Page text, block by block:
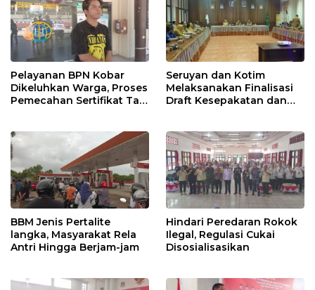
Pelayanan BPN Kobar
Dikeluhkan Warga, Proses
Pemecahan Sertifikat Tak
Seruyan dan Kotim
Melaksanakan Finalisasi
Draft Kesepakatan dan
BBM Jenis Pertalite
langka, Masyarakat Rela
Antri Hingga Berjam-jam
Hindari Peredaran Rokok
Ilegal, Regulasi Cukai
Disosialisasikan